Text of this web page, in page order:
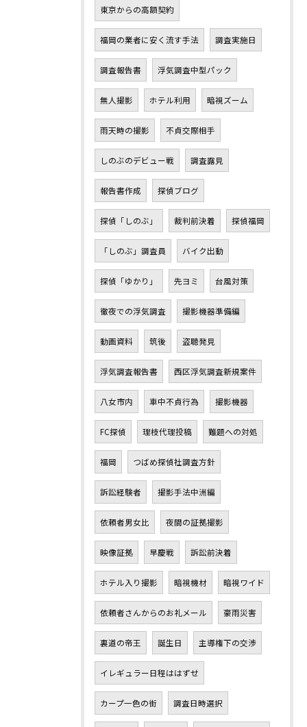
東京からの高額契約
福岡の業者に安く流す手法 調査実施日
調査報告書 浮気調査中型パック
無人撮影 ホテル利用 暗視ズーム
雨天時の撮影 不貞交際相手
しのぶのデビュー戦 調査露見
報告書作成 探偵ブログ
探偵「しのぶ」 裁判前決着 探偵福岡
「しのぶ」調査員 バイク出動
探偵「ゆかり」 先ヨミ 台風対策
徹夜での浮気調査 撮影機器準備編
動画資料 筑後 盗聴発見
浮気調査報告書 西区浮気調査新規案件
八女市内 車中不貞行為 撮影機器
FC探偵 理枝代理投稿 難題への対処
福岡 つばめ探偵社調査方針
訴訟経験者 撮影手法中洲編
依頼者男女比 夜間の証拠撮影
映像証拠 早慶戦 訴訟前決着
ホテル入り撮影 暗視機材 暗視ワイド
依頼者さんからのお礼メール 豪雨災害
裏道の帝王 誕生日 主導権下の交渉
イレギュラー日程ははずせ
カープ一色の街 調査日時選択